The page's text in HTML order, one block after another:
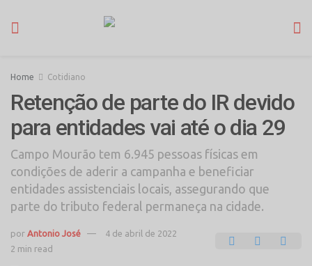
Home Cotidiano
Retenção de parte do IR devido
para entidades vai até o dia 29
Campo Mourão tem 6.945 pessoas físicas em
condições de aderir a campanha e beneficiar
entidades assistenciais locais, assegurando que
parte do tributo federal permaneça na cidade.
por Antonio José
4 de abril de 2022
2 min read